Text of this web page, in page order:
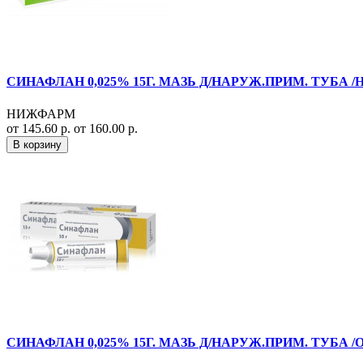
СИНАФЛАН 0,025% 15Г. МАЗЬ Д/НАРУЖ.ПРИМ. ТУБА
НИЖФАРМ
от 145.60 р. от 160.00 р.
В корзину
СИНАФЛАН 0,025% 15Г. МАЗЬ Д/НАРУЖ.ПРИМ. ТУБА /